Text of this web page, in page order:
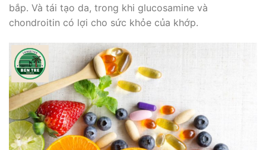
bắp. Và tái tạo da, trong khi glucosamine và
chondroitin có lợi cho sức khỏe của khớp.